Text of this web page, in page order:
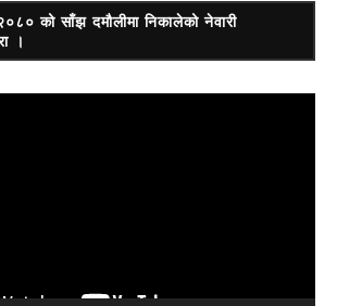
को साँझ दमौलीमा निकालेको नेवारी
।